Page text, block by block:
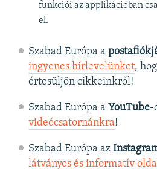
funkciói az applikációban
el.
Szabad Európa a
ingyenes hírlevelünket,
értesüljön cikkeinkről!
Szabad Európa a YouTube-
videócsatornánkra!
Szabad Európa az
látványos és informatív